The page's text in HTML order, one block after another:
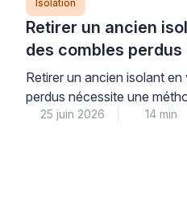
Isolation
Retirer un ancien
des combles perdus
précautions
Retirer un ancien isolant
perdus nécessite une
équipements
25 juin 2026 14 min